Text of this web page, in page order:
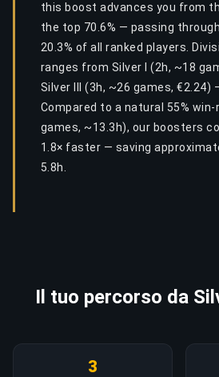
this boost advances you from
the top 70.6% — passing
20.3% of all ranked players.
ranges from Silver I (2h, ~18
Silver III (3h, ~26 games, €2.24)
Compared to a natural 55%
games, ~13.3h), our boosters
1.8× faster — saving
5.8h.
Il tuo percorso da
3